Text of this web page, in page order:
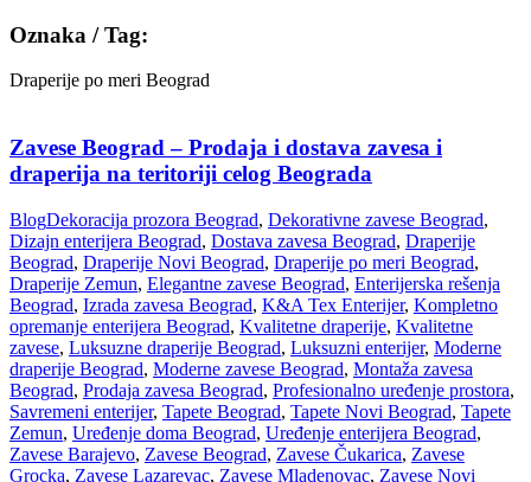
Oznaka / Tag:
Draperije po meri Beograd
Zavese Beograd – Prodaja i dostava zavesa i
draperija na teritoriji celog Beograda
BlogDekoracija prozora Beograd, Dekorativne zavese Beograd,
Dizajn enterijera Beograd, Dostava zavesa Beograd, Draperije
Beograd, Draperije Novi Beograd, Draperije po meri Beograd,
Draperije Zemun, Elegantne zavese Beograd, Enterijerska rešenja
Beograd, Izrada zavesa Beograd, K&A Tex Enterijer, Kompletno
opremanje enterijera Beograd, Kvalitetne draperije, Kvalitetne
zavese, Luksuzne draperije Beograd, Luksuzni enterijer, Moderne
draperije Beograd, Moderne zavese Beograd, Montaža zavesa
Beograd, Prodaja zavesa Beograd, Profesionalno uređenje prostora,
Savremeni enterijer, Tapete Beograd, Tapete Novi Beograd, Tapete
Zemun, Uređenje doma Beograd, Uređenje enterijera Beograd,
Zavese Barajevo, Zavese Beograd, Zavese Čukarica, Zavese
Grocka, Zavese Lazarevac, Zavese Mladenovac, Zavese Novi